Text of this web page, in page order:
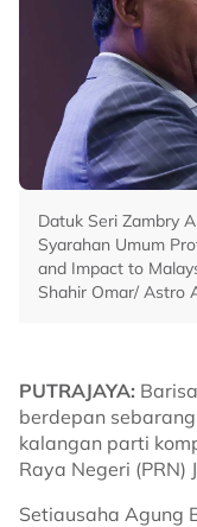
Datuk Seri Zambry
Syarahan Umum
and Impact to
Shahir Omar/ Astro
PUTRAJAYA:
berdepan
kalangan parti
Raya Negeri (PRN)
Setiausaha Agung